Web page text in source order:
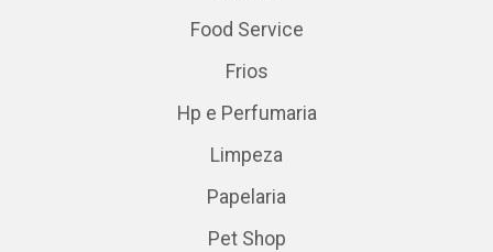
Food Service
Frios
Hp e Perfumaria
Limpeza
Papelaria
Pet Shop